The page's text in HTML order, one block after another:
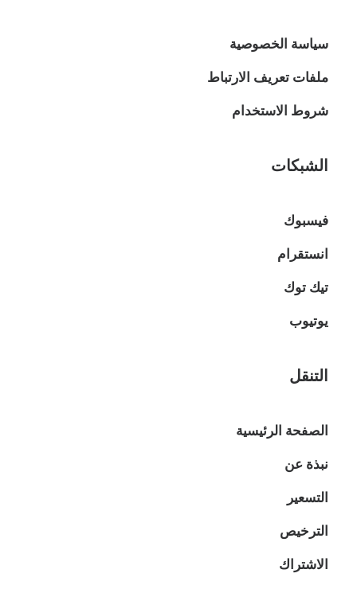
سياسة الخصوصية
ملفات تعريف الارتباط
شروط الاستخدام
الشبكات
فيسبوك
انستقرام
تيك توك
يوتيوب
التنقل
الصفحة الرئيسية
نبذة عن
التسعير
الترخيص
الاشتراك